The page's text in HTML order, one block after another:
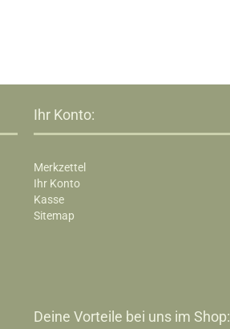
Ihr Konto:
Merkzettel
Ihr Konto
Kasse
Sitemap
Deine Vorteile bei uns im Shop:​